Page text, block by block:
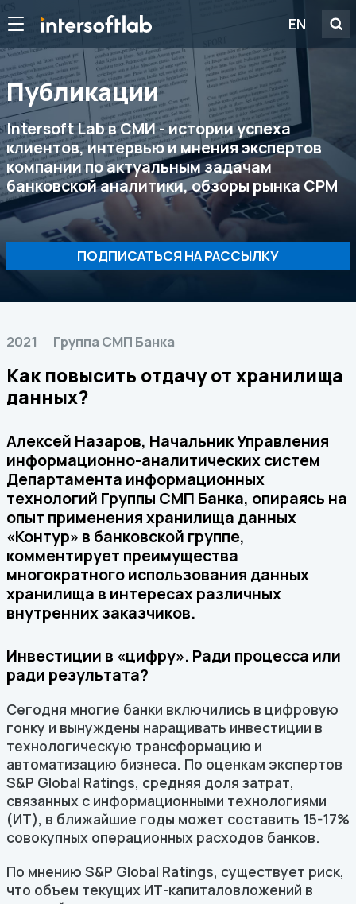
EN
Публикации
Intersoft Lab в СМИ - истории успеха
клиентов, интервью и мнения экспертов
компании по актуальным задачам
банковской аналитики, обзоры рынка CPM
ПОДПИСАТЬСЯ НА РАССЫЛКУ
2021 Группа СМП Банка
Как повысить отдачу от хранилища
данных?
Алексей Назаров, Начальник Управления
информационно-аналитических систем
Департамента информационных
технологий Группы СМП Банка, опираясь на
опыт применения хранилища данных
«Контур» в банковской группе,
комментирует преимущества
многократного использования данных
хранилища в интересах различных
внутренних заказчиков.
Инвестиции в «цифру». Ради процесса или
ради результата?
Сегодня многие банки включились в цифровую
гонку и вынуждены наращивать инвестиции в
технологическую трансформацию и
автоматизацию бизнеса. По оценкам экспертов
S&P Global Ratings, средняя доля затрат,
связанных с информационными технологиями
(ИТ), в ближайшие годы может составить 15-17%
совокупных операционных расходов банков.
По мнению S&P Global Ratings, существует риск,
что объем текущих ИТ-капиталовложений в